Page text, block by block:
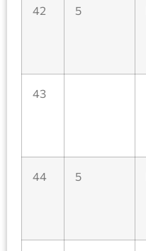
42 5
43
44 5